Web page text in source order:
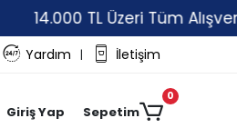
TL Üzeri Tüm
Yardım | İletişim
Giriş Yap Sepetim
0